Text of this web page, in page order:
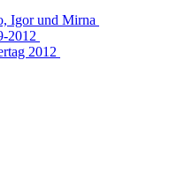
Igor und Mirna
2012
2012